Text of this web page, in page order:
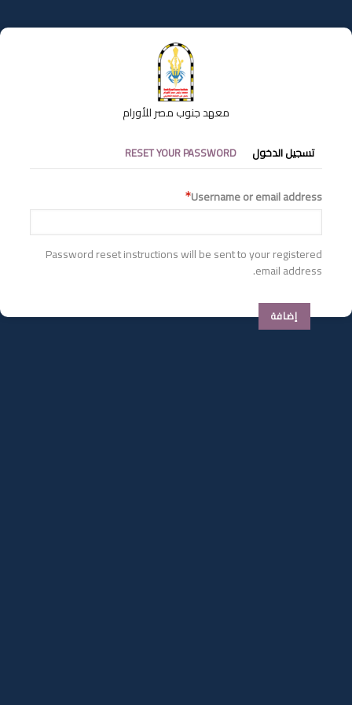
إلى
المحتوى
معهد جنوب مصر للأورام
التبويبات
الأساسية
تسجيل الدخول RESET YOUR PASSWORD
Username or email address
Password reset instructions will be sent to your registered
email address.